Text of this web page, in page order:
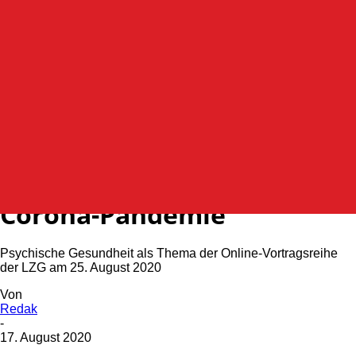
Corona-Pandemie
Psychische Gesundheit als Thema der Online-Vortragsreihe
der LZG am 25. August 2020
Von
Redak
-
17. August 2020